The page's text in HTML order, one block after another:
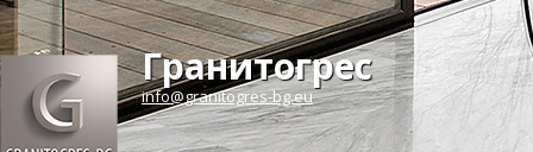
Гранитогрес
info@granitogres-bg.eu